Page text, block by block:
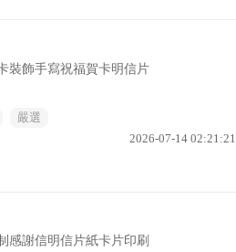
裝飾手寫祝福賀卡明信片
嚴選
2026-07-14 02:21:21
感謝信明信片紙卡片印刷